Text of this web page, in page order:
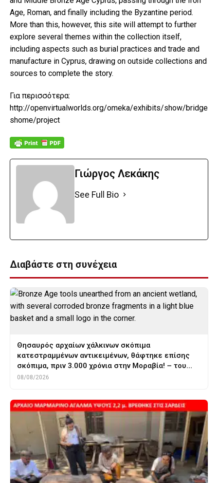
Age, Roman, and finally including the Byzantine period.
More than this, however, this site will attempt to further
explore several themes within the collection itself,
including aspects such as burial practices and trade and
manufacture in Cyprus, drawing on outside collections and
sources to complete the story.
Για περισσότερα:
http://openvirtualworlds.org/omeka/exhibits/show/bridge
shome/project
Γιώργος Λεκάκης
See Full Bio
Διαβάστε στη συνέχεια
Θησαυρός αρχαίων χάλκινων σκόπιμα
κατεστραμμένων αντικειμένων, θάφτηκε επίσης
σκόπιμα, πριν 3.000 χρόνια στην Μοραβία! – του…
08/08/2026